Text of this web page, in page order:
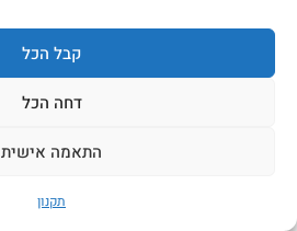
קבל הכל
דחה הכל
התאמה אישית
תקנון
אחד עולה חצי מאנטרקוט)
לקריאה נוספת